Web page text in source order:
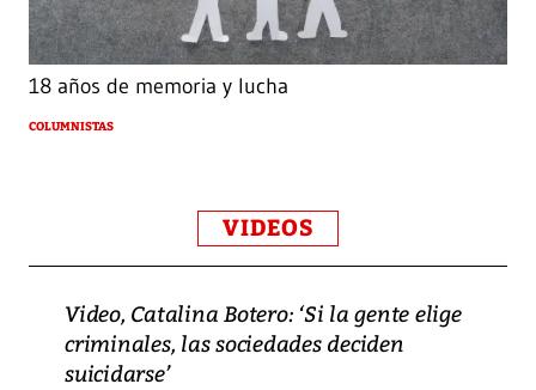
18 años de memoria y lucha
COLUMNISTAS
VIDEOS
Video, Catalina Botero: ‘Si la gente elige
criminales, las sociedades deciden
suicidarse’